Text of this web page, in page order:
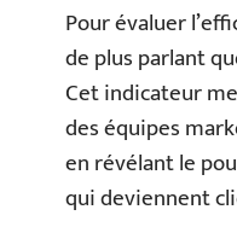
Pour évaluer
de plus parlant
Cet indicateur
des équipes
en révélant le
qui deviennent